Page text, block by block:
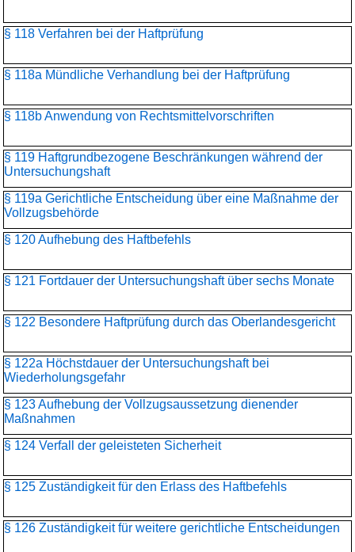
§ 118 Verfahren bei der Haftprüfung
§ 118a Mündliche Verhandlung bei der Haftprüfung
§ 118b Anwendung von Rechtsmittelvorschriften
§ 119 Haftgrundbezogene Beschränkungen während der
Untersuchungshaft
§ 119a Gerichtliche Entscheidung über eine Maßnahme der
Vollzugsbehörde
§ 120 Aufhebung des Haftbefehls
§ 121 Fortdauer der Untersuchungshaft über sechs Monate
§ 122 Besondere Haftprüfung durch das Oberlandesgericht
§ 122a Höchstdauer der Untersuchungshaft bei
Wiederholungsgefahr
§ 123 Aufhebung der Vollzugsaussetzung dienender
Maßnahmen
§ 124 Verfall der geleisteten Sicherheit
§ 125 Zuständigkeit für den Erlass des Haftbefehls
§ 126 Zuständigkeit für weitere gerichtliche Entscheidungen